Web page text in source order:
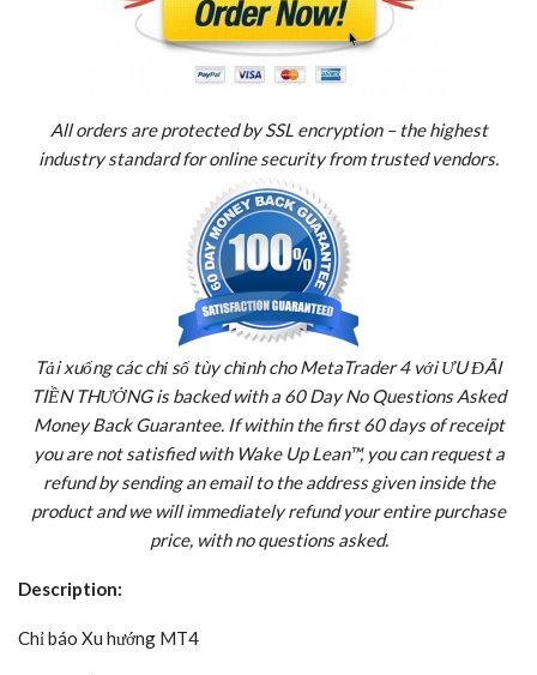
All orders are protected by SSL encryption – the highest
industry standard for online security from trusted vendors.
Tải xuống các chỉ số tùy chỉnh cho MetaTrader 4 với ƯU ĐÃI
TIỀN THƯỞNG is backed with a 60 Day No Questions Asked
Money Back Guarantee. If within the first 60 days of receipt
you are not satisfied with Wake Up Lean™, you can request a
refund by sending an email to the address given inside the
product and we will immediately refund your entire purchase
price, with no questions asked.
Description:
Chỉ báo Xu hướng MT4